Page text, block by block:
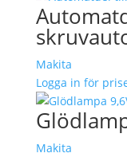
Makita
Logga in för
Makita